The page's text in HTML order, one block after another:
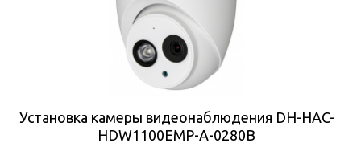
Установка камеры видеонаблюдения DH-HAC-
HDW1100EMP-A-0280B